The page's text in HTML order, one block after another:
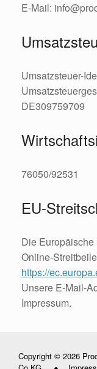
E-Mail:
Umsatzsteuer-
DE309759709
76050/92531
EU-
Die
Online-
https://
Unsere E-Mail-
Impressum.
Copyright © 2026